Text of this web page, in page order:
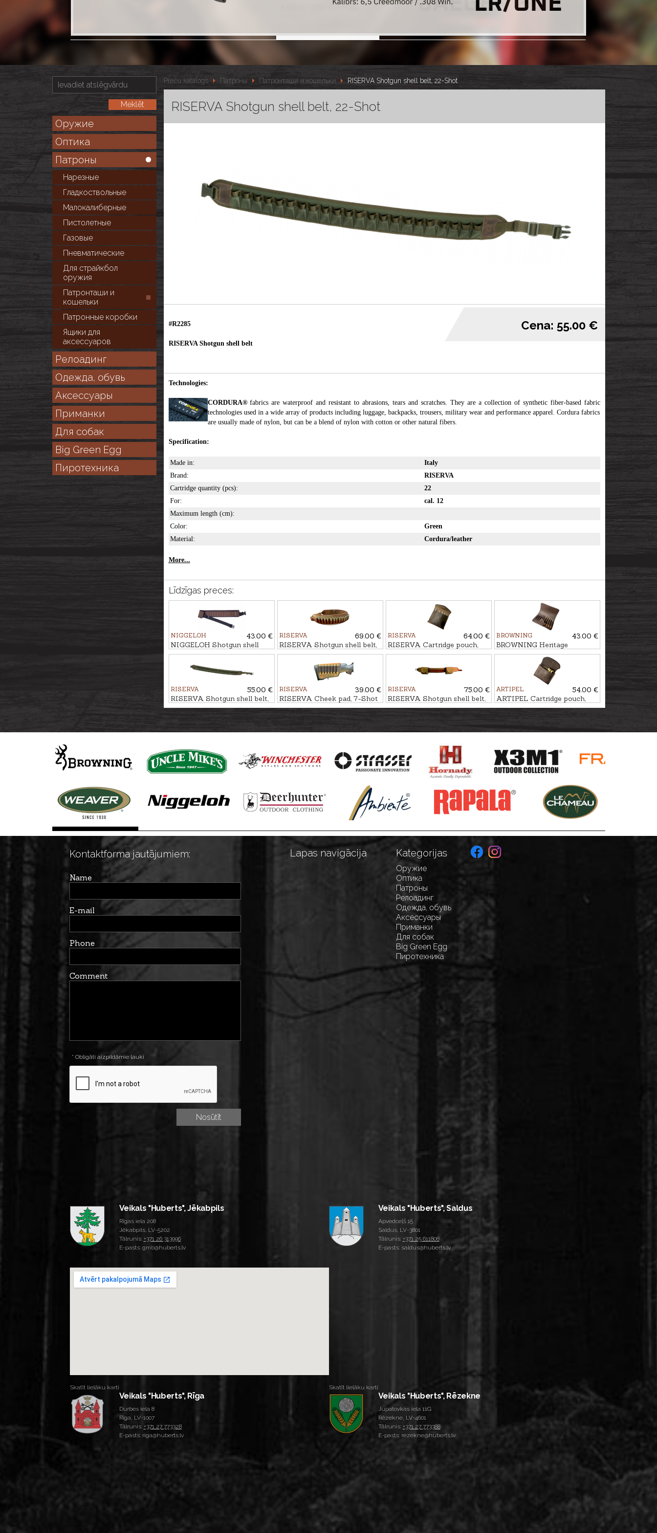
Оружие
Оптика
Патроны
Нарезные
Гладкоствольные
Малокалиберные
Пистолетные
Газовые
Пневматические
Для cтрайкбол
оружия
Патронташи и
кошельки
Патронные коробки
Ящики для
аксессуаров
Релоадинг
Одежда, обувь
Аксессуары
Приманки
Для собак
Big Green Egg
Пиротехника
Preču katalogs Патроны Патронташи и кошельки RISERVA Shotgun shell belt, 22-Shot
RISERVA Shotgun shell belt, 22-Shot
#R2285
RISERVA Shotgun shell belt
Cena: 55.00 €
Technologies:
CORDURA®fabrics are waterproof and resistant to abrasions, tears and scratches. They are a collection of synthetic fiber-based fabric
technologies used in a wide array of products including luggage, backpacks, trousers, military wear and performance apparel. Cordura fabrics
are usually made of nylon, but can be a blend of nylon with cotton or other natural fibers.
Specification:
Made in:
Italy
Brand:
RISERVA
Cartridge quantity (pcs):
22
For:
cal. 12
Maximum length (cm):
Color:
Green
Material:
Cordura/leather
More...
Līdzīgas preces:
NIGGELOH
43.00 €
NIGGELOH Shotgun shell
belt, 17-Shot
RISERVA
69.00 €
RISERVA Shotgun shell belt,
26-Shot
RISERVA
64.00 €
RISERVA Cartridge pouch,
10-Shot
BROWNING
43.00 €
BROWNING Heritage
cartridge pouch, 10-Shot
RISERVA
55.00 €
RISERVA Shotgun shell belt,
22-Shot
RISERVA
39.00 €
RISERVA Cheek pad, 7-Shot
RISERVA
75.00 €
RISERVA Shotgun shell belt,
13-Shot
ARTIPEL
54.00 €
ARTIPEL Cartridge pouch,
11-Shot
Kontaktforma jautājumiem:
Name
E-mail
Phone
Comment
* Obligāti aizpildāmie lauki
Lapas navigācija Kategorijas
Оружие
Оптика
Патроны
Релоадинг
Одежда, обувь
Аксессуары
Приманки
Для собак
Big Green Egg
Пиротехника
Veikals "Huberts", Jēkabpils
Rīgas iela 208
Jēkabpils, LV-5202
Tālrunis: +371 26 313996
E-pasts: gmb@huberts.lv
Skatīt lielāku karti
Veikals "Huberts", Saldus
Apvedceļš 15
Saldus, LV-3801
Tālrunis: +371 25 611808
E-pasts: saldus@huberts.lv
Skatīt lielāku karti
Veikals "Huberts", Rīga
Durbes iela 8
Rīga, LV-1007
Tālrunis: +371 27 773328
E-pasts: riga@huberts.lv
Veikals "Huberts", Rēzekne
Jupatovkas iela 11G
Rēzekne, LV-4601
Tālrunis: +371 27 773388
E-pasts: rezekne@huberts.lv